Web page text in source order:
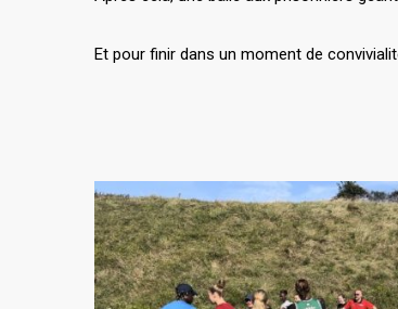
Et pour finir dans un moment de